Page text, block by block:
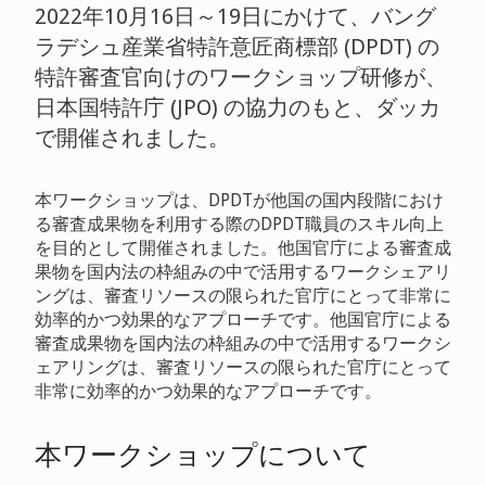
2022年10月16日～19日にかけて、バング
ラデシュ産業省特許意匠商標部 (DPDT) の
特許審査官向けのワークショップ研修が、
日本国特許庁 (JPO) の協力のもと、ダッカ
で開催されました。
本ワークショップは、DPDTが他国の国内段階におけ
る審査成果物を利用する際のDPDT職員のスキル向上
を目的として開催されました。他国官庁による審査成
果物を国内法の枠組みの中で活用するワークシェアリ
ングは、審査リソースの限られた官庁にとって非常に
効率的かつ効果的なアプローチです。他国官庁による
審査成果物を国内法の枠組みの中で活用するワークシ
ェアリングは、審査リソースの限られた官庁にとって
非常に効率的かつ効果的なアプローチです。
本ワークショップについて